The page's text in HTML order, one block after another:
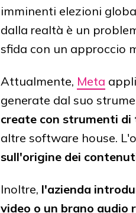
imminenti elezioni
dalla realtà è un
sfida con un approccio
Attualmente, Meta
generate dal suo
create con strumenti
altre software house.
sull'origine dei
Inoltre, l'azienda
video o un brano audio